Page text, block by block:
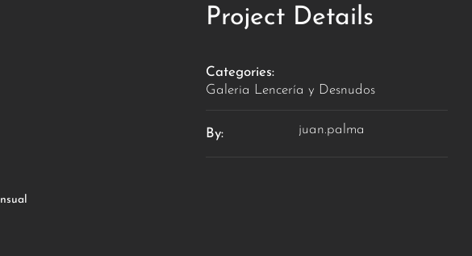
Project Details
Categories:
Galeria Lencería y Desnudos
By: juan.palma